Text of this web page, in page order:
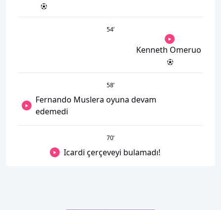
54’
Kenneth Omeruo
58’
Fernando Muslera oyuna devam
edemedi
70’
Icardi çerçeveyi bulamadı!